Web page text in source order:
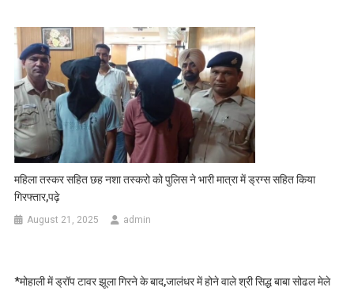
महिला तस्कर सहित छह नशा तस्करो को पुलिस ने भारी मात्रा में ड्रग्स सहित किया
गिरफ्तार,पढ़े
August 21, 2025 admin
*मोहाली में ड्रॉप टावर झूला गिरने के बाद,जालंधर में होने वाले श्री सिद्ध बाबा सोढल मेले